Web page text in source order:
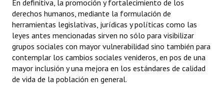
En definitiva, la promoción y fortalecimiento de los
derechos humanos, mediante la formulación de
herramientas legislativas, jurídicas y políticas como las
leyes antes mencionadas sirven no sólo para visibilizar
grupos sociales con mayor vulnerabilidad sino también para
contemplar los cambios sociales venideros, en pos de una
mayor inclusión y una mejora en los estándares de calidad
de vida de la población en general.